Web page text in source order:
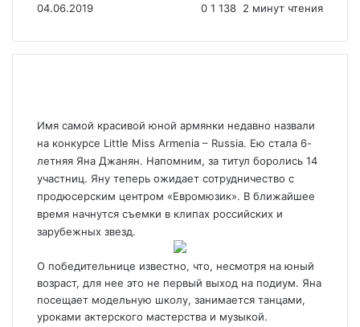
04.06.2019 0 1 138 2 минут чтения
Имя самой красивой юной армянки недавно назвали
на конкурсе Little Miss Armenia – Russia. Ею стала 6-
летняя Яна Джанян. Напомним, за титул боролись 14
участниц. Яну теперь ожидает сотрудничество с
продюсерским центром «Евромюзик». В ближайшее
время начнутся съемки в клипах российских и
зарубежных звезд.
О победительнице известно, что, несмотря на юный
возраст, для нее это не первый выход на подиум. Яна
посещает модельную школу, занимается танцами,
уроками актерского мастерства и музыкой.